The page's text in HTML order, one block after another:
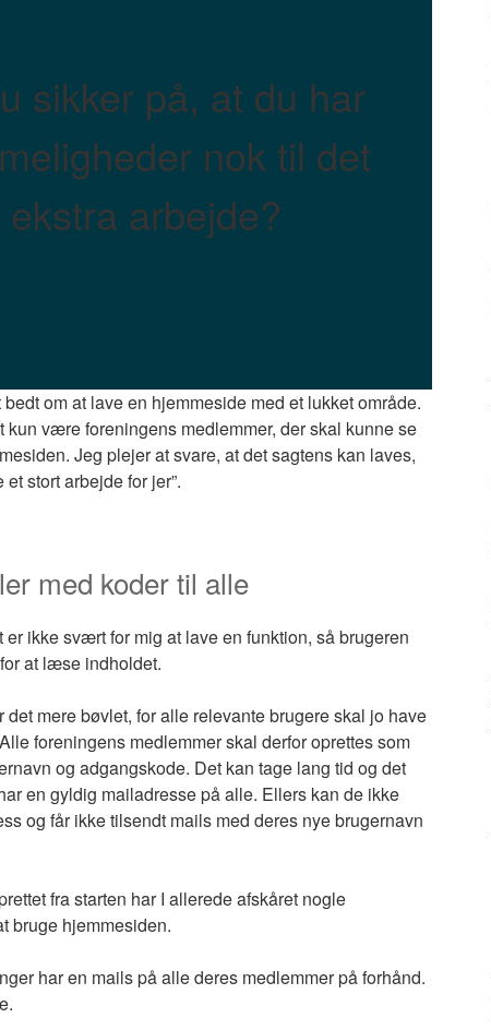
sikker på, at du har
nok til det
ekstra arbejde?
om at lave en hjemmeside med et lukket område.
kun være foreningens medlemmer, der skal kunne se
Jeg plejer at svare, at det sagtens kan laves,
stort arbejde for jer”.
med koder til alle
er ikke svært for mig at lave en funktion, så brugeren
at læse indholdet.
det mere bøvlet, for alle relevante brugere skal jo have
foreningens medlemmer skal derfor oprettes som
og adgangskode. Det kan tage lang tid og det
en gyldig mailadresse på alle. Ellers kan de ikke
og får ikke tilsendt mails med deres nye brugernavn
fra starten har I allerede afskåret nogle
bruge hjemmesiden.
har en mails på alle deres medlemmer på forhånd.